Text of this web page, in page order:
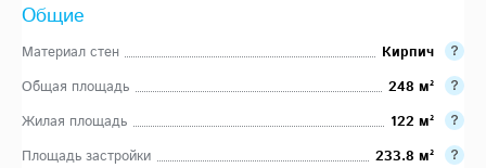
Общие
Материал стен
Кирпич
Общая площадь
248 м²
Жилая площадь
122 м²
Площадь застройки
233.8 м²